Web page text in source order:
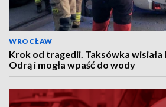
WROCŁAW
Krok od tragedii. Taksówka
Odrą i mogła wpaść do wody